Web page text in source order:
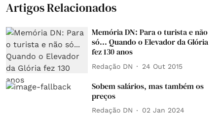
Artigos Relacionados
Memória DN: Para o turista e não
só... Quando o Elevador da Glória
fez 130 anos
Redação DN 24 Out 2015
Sobem salários, mas também os
preços
Redação DN 02 Jan 2024